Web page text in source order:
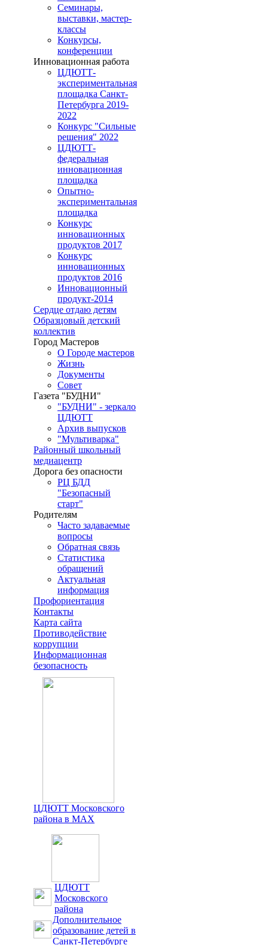
Семинары,
выставки, мастер-
классы
Конкурсы,
конференции
Инновационная работа
ЦДЮТТ-
экспериментальная
площадка Санкт-
Петербурга 2019-
2022
Конкурс "Сильные
решения" 2022
ЦДЮТТ-
федеральная
инновационная
площадка
Опытно-
экспериментальная
площадка
Конкурс
инновационных
продуктов 2017
Конкурс
инновационных
продуктов 2016
Инновационный
продукт-2014
Сердце отдаю детям
Образцовый детский
коллектив
Город Мастеров
О Городе мастеров
Жизнь
Документы
Совет
Газета "БУДНИ"
"БУДНИ" - зеркало
ЦДЮТТ
Архив выпусков
"Мультиварка"
Районный школьный
медиацентр
Дорога без опасности
РЦ БДД
"Безопасный
старт"
Родителям
Часто задаваемые
вопросы
Обратная связь
Статистика
обращений
Актуальная
информация
Профориентация
Контакты
Карта сайта
Противодействие
коррупции
Информационная
безопасность
ЦДЮТТ Московского
района в MAX
ЦДЮТТ
Московского
района
Дополнительное
образование детей в
Санкт-Петербурге